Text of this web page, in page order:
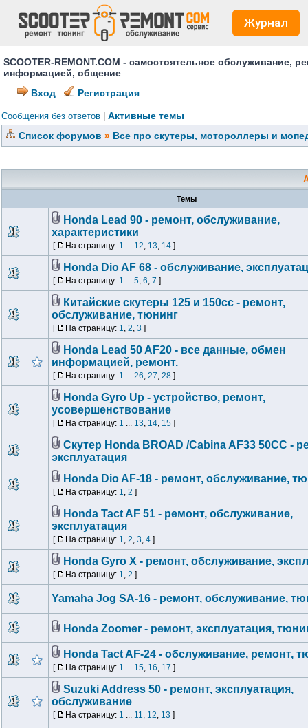
Журнал
SCOOTER-REMONT.COM - самостоятельное
информацией, общение
Вход
Регистрация
Сообщения без ответов
Активные темы
Список форумов » Все про скутеры, мотороллеры и
Темы
Honda Lead 90 - ремонт, обслуживание,
характеристики
[ На страницу: 1 ... 12, 13, 14 ]
Honda Dio AF 68 - обслуживание,
[ На страницу: 1 ... 5, 6, 7 ]
Китайские скутеры 125 и 150сс - ремонт,
обслуживание, тюнинг
[ На страницу: 1, 2, 3 ]
Honda Lead 50 AF20 - все данные, обмен
информацией, ремонт.
[ На страницу: 1 ... 26, 27, 28 ]
Honda Gyro Up - устройство, ремонт,
усовершенствование
[ На страницу: 1 ... 13, 14, 15 ]
Скутер Honda BROAD /Сabina AF33 50CC -
эксплуатация
Honda Dio AF-18 - ремонт, обслуживание,
[ На страницу: 1, 2 ]
Honda Tact AF 51 - ремонт, обслуживание,
эксплуатация
[ На страницу: 1, 2, 3, 4 ]
Honda Gyro X - ремонт, обслуживание,
[ На страницу: 1, 2 ]
Yamaha Jog SA-16 - ремонт, обслуживание,
Honda Zoomer - ремонт, эксплуатация,
Honda Tact AF-24 - обслуживание, ремонт,
[ На страницу: 1 ... 15, 16, 17 ]
Suzuki Address 50 - ремонт, эксплуатация,
обслуживание
[ На страницу: 1 ... 11, 12, 13 ]